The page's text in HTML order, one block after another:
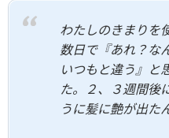
わたしのきまりを
数日で『あれ？な
いつもと違う』と
た。２、３週間後
うに髪に艶が出た